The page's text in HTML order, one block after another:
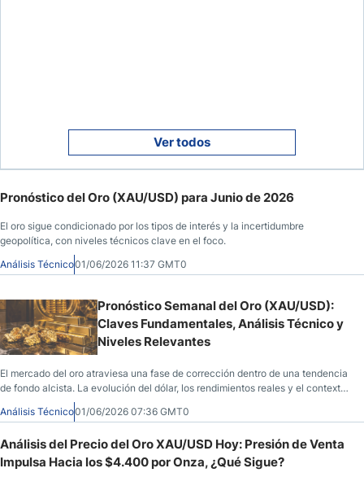
Ver todos
Pronóstico del Oro (XAU/USD) para Junio de 2026
El oro sigue condicionado por los tipos de interés y la incertidumbre
geopolítica, con niveles técnicos clave en el foco.
Análisis Técnico01/06/2026 11:37 GMT0
Pronóstico Semanal del Oro (XAU/USD):
Claves Fundamentales, Análisis Técnico y
Niveles Relevantes
El mercado del oro atraviesa una fase de corrección dentro de una tendencia
de fondo alcista. La evolución del dólar, los rendimientos reales y el contexto
geopolítico siguen marcando el tono del metal precioso.
Análisis Técnico01/06/2026 07:36 GMT0
Análisis del Precio del Oro XAU/USD Hoy: Presión de Venta
Impulsa Hacia los $4.400 por Onza, ¿Qué Sigue?